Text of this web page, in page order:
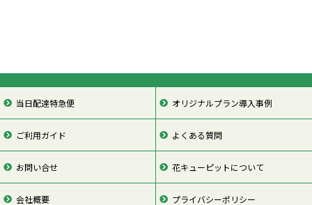
当日配達特急便 オリジナルプラン導入事例
ご利用ガイド よくある質問
お問い合せ 花キューピットについて
会社概要 プライバシーポリシー